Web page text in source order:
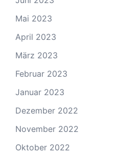
Mai 2023
April 2023
März 2023
Februar 2023
Januar 2023
Dezember 2022
November 2022
Oktober 2022